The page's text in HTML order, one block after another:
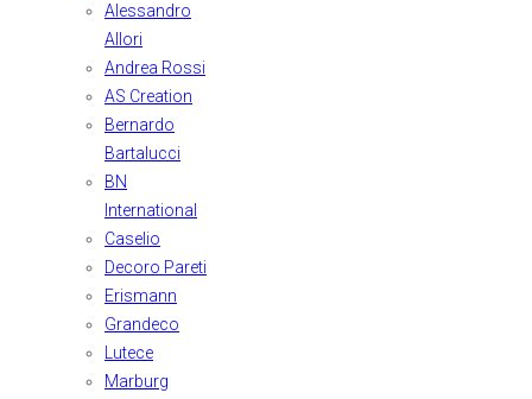
Alessandro
Allori
Andrea Rossi
AS Creation
Bernardo
Bartalucci
BN
International
Caselio
Decoro Pareti
Erismann
Grandeco
Lutece
Marburg